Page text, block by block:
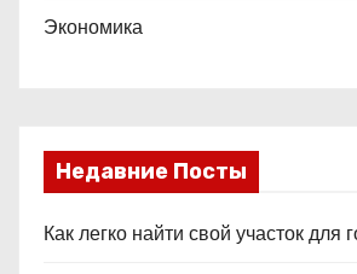
Экономика
Недавние Посты
Как легко найти свой участок для